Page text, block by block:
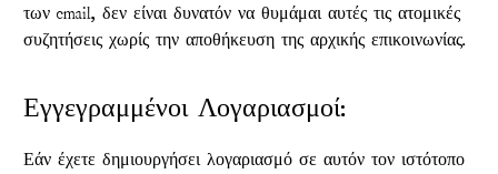
των email, δεν είναι δυνατόν να θυμάμαι αυτές τις ατομικές
συζητήσεις χωρίς την αποθήκευση της αρχικής επικοινωνίας.
Εγγεγραμμένοι Λογαριασμοί:
Εάν έχετε δημιουργήσει λογαριασμό σε αυτόν τον ιστότοπο